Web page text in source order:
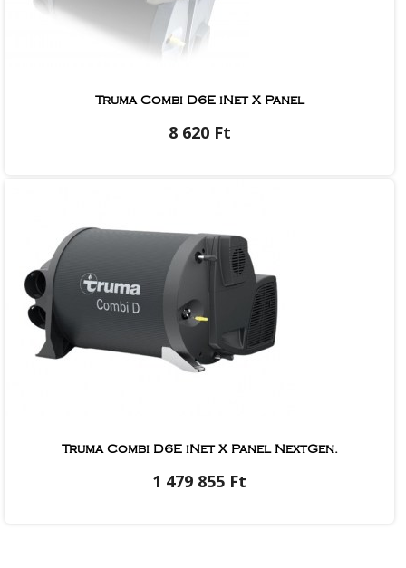
Truma Combi D6E iNet X Panel
8 620 Ft
Truma Combi D6E iNet X Panel NextGen.
1 479 855 Ft